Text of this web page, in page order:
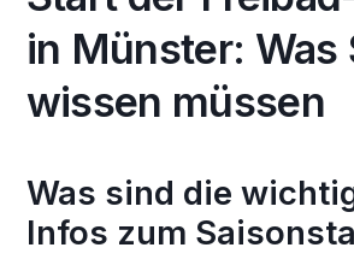
in Münster: Was
wissen müssen
Was sind die
Infos zum